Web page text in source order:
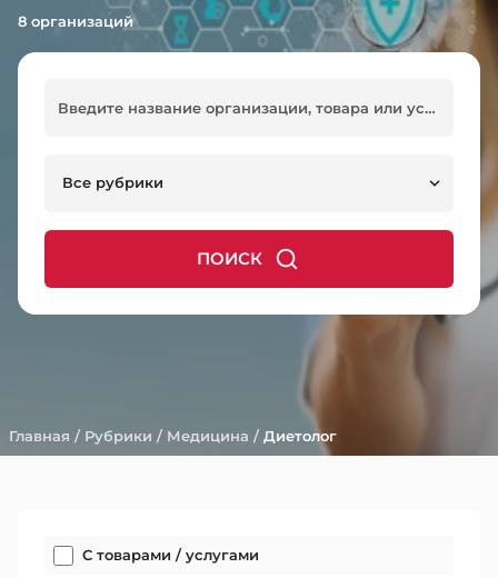
8 организаций
Все рубрики
ПОИСК
Главная / Рубрики / Медицина / Диетолог
С товарами / услугами